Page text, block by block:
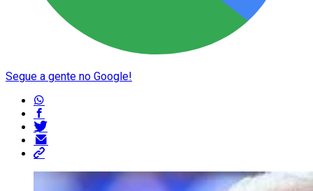
Segue a gente no Google!